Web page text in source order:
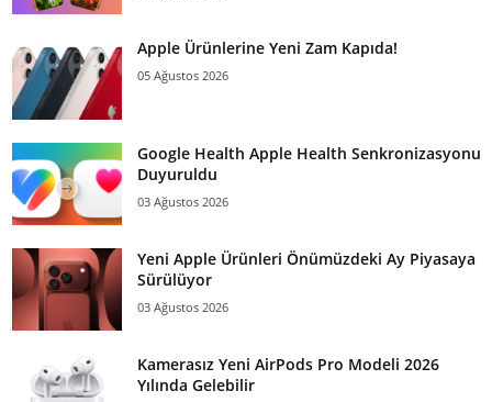
Apple Ürünlerine Yeni Zam Kapıda!
05 Ağustos 2026
Google Health Apple Health Senkronizasyonu
Duyuruldu
03 Ağustos 2026
Yeni Apple Ürünleri Önümüzdeki Ay Piyasaya
Sürülüyor
03 Ağustos 2026
Kamerasız Yeni AirPods Pro Modeli 2026
Yılında Gelebilir